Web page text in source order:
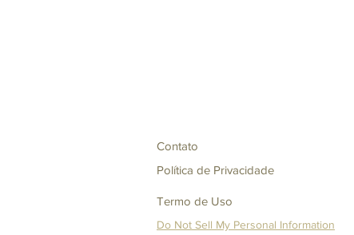
Contato
Política de Privacidade
Termo de Uso
Do Not Sell My Personal Information